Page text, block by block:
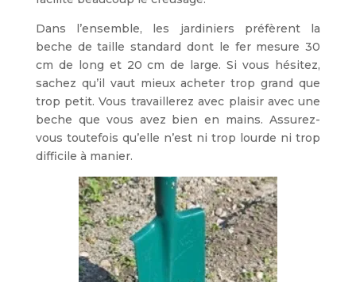
Dans l’ensemble, les jardiniers préfèrent la
beche de taille standard dont le fer mesure 30
cm de long et 20 cm de large. Si vous hésitez,
sachez qu’il vaut mieux acheter trop grand que
trop petit. Vous travaillerez avec plaisir avec une
beche que vous avez bien en mains. Assurez-
vous toutefois qu’elle n’est ni trop lourde ni trop
difficile à manier.